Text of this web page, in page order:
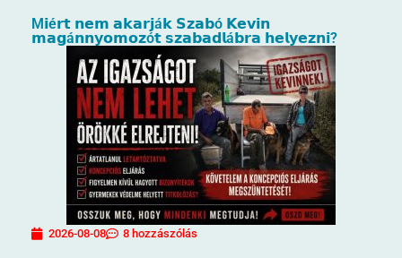
M𝗶é𝗿𝘁 𝗻𝗲𝗺 𝗮𝗸𝗮𝗿𝗷á𝗸 𝗦𝘇𝗮𝗯ó 𝗞𝗲𝘃𝗶𝗻
𝗺𝗮𝗴á𝗻𝗻𝘆𝗼𝗺𝗼𝘇ó𝘁 𝘀𝘇𝗮𝗯𝗮𝗱𝗹á𝗯𝗿𝗮 𝗵𝗲𝗹𝘆𝗲𝘇𝗻𝗶?
2026-08-08 8 hozzászólás